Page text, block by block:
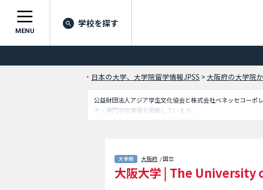
MENU
学校を探す
日本の大学、大学院留学情報JPSS > 大阪府の大学院
公益財団法人アジア学生文化協会と株式会社ベネッセコーポ
大・専門学校情報を掲載しています。
こちらでは大阪大学に関する詳細情報を記載しており、人
大阪府 / 国立
大阪大学 | The University